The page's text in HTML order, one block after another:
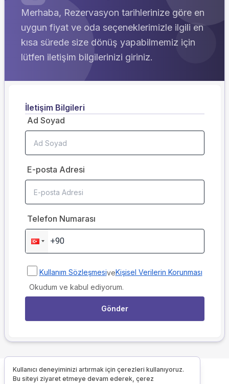
Merhaba, Rezervasyon tarihlerinize göre en
uygun fiyat ve oda seçeneklerimizle ilgili en
kısa sürede size dönüş yapabilmemiz için
lütfen iletişim bilgilerinizi giriniz.
İletişim Bilgileri
Ad Soyad
E-posta Adresi
Telefon Numarası
Kullanım SözleşmesiveKişisel Verilerin Korunması
Okudum ve kabul ediyorum.
Gönder
Kullanıcı deneyiminizi artırmak için çerezleri kullanıyoruz.
Bu siteyi ziyaret etmeye devam ederek, çerez